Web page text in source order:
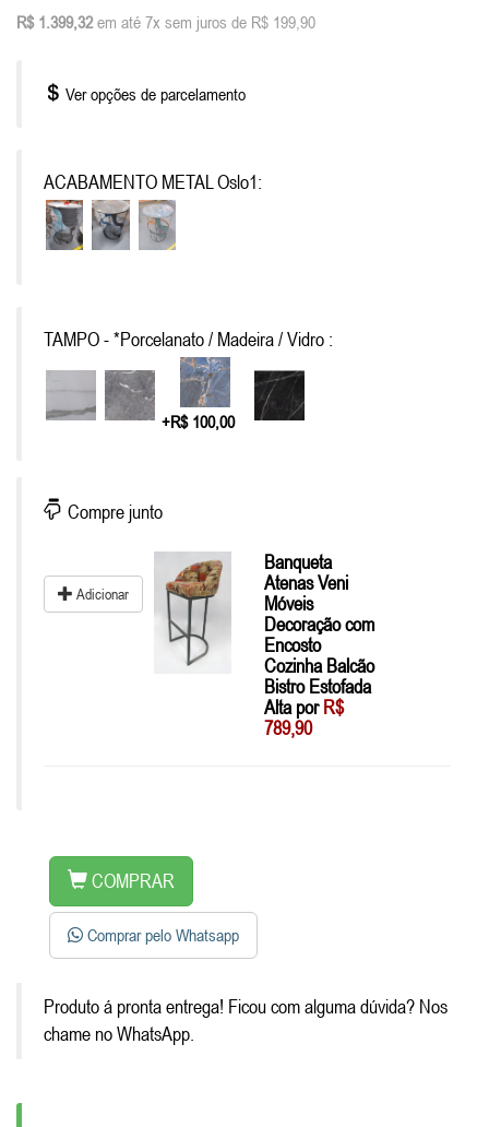
R$ 1.399,32 em até 7x sem juros de R$ 199,90
Ver opções de parcelamento
ACABAMENTO METAL Oslo1:
TAMPO - *Porcelanato / Madeira / Vidro :
+R$ 100,00
Compre junto
Adicionar
Banqueta
Atenas Veni
Móveis
Decoração com
Encosto
Cozinha Balcão
Bistro Estofada
Alta porR$
789,90
COMPRAR
Comprar pelo Whatsapp
Produto á pronta entrega! Ficou com alguma dúvida? Nos
chame no WhatsApp.